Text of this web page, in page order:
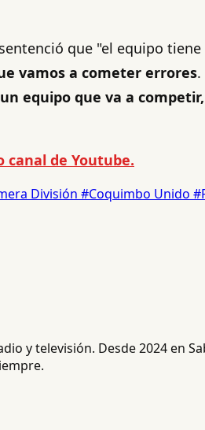
que "el equipo
vamos a cometer errores
equipo que va a competir,
canal de Youtube.
División #Coquimbo Unido
y televisión. Desde 2024 en